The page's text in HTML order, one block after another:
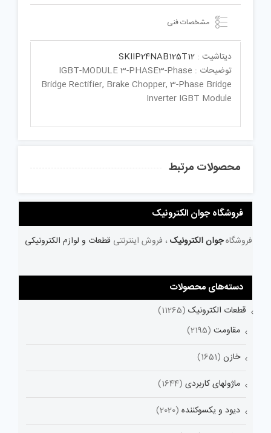
مشخصات فنی
دیتاشیت : SKIIP24NAB125T12
توضیحات : IGBT-MODULE 3-PHASE3-Phase
Bridge Rectifier, Brake Chopper, 3-Phase Bridge
Inverter IGBT Module
محصولات مرتبط
فروشگاه جوان الکترونیک
فروشگاهجوان الکترونیک ، فروش اینترنتی قطعات و لوازم الکترونیکی
دسته‌های محصولات
قطعات الکترونیک (11265)
مقاومت (2195)
خازن (1651)
ماژولهای کاربردی (1644)
دیود و یکسوکننده (2020)